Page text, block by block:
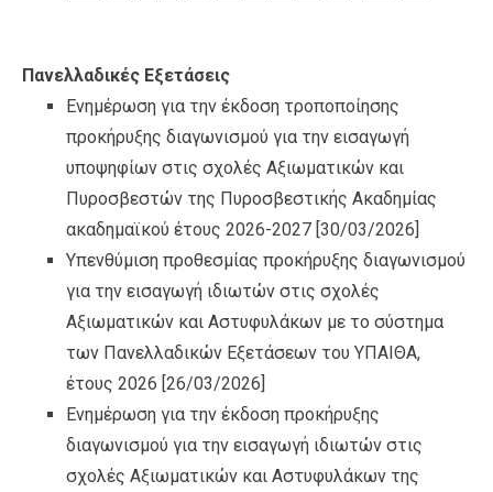
Πανελλαδικές Εξετάσεις
Ενημέρωση για την έκδοση τροποποίησης
προκήρυξης διαγωνισμού για την εισαγωγή
υποψηφίων στις σχολές Αξιωματικών και
Πυροσβεστών της Πυροσβεστικής Ακαδημίας
ακαδημαϊκού έτους 2026-2027 [30/03/2026]
Υπενθύμιση προθεσμίας προκήρυξης διαγωνισμού
για την εισαγωγή ιδιωτών στις σχολές
Αξιωματικών και Αστυφυλάκων με το σύστημα
των Πανελλαδικών Εξετάσεων του ΥΠΑΙΘΑ,
έτους 2026 [26/03/2026]
Ενημέρωση για την έκδοση προκήρυξης
διαγωνισμού για την εισαγωγή ιδιωτών στις
σχολές Αξιωματικών και Αστυφυλάκων της